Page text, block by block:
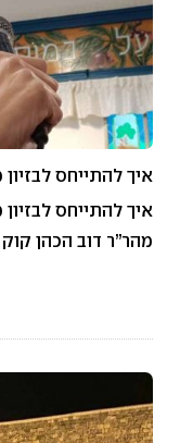
איך להתייחס
איך להתייחס
מהר”ר דוב הכהן